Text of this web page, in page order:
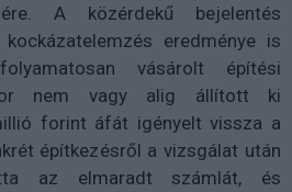
A közérdekű bejelentés
eredménye is
vásárolt építési
nem vagy alig állított ki
forint áfát igényelt vissza a
építkezésről a vizsgálat után
az elmaradt számlát, és